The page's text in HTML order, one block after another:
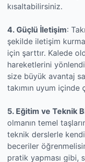
kısaltabilirsiniz.
4. Güçlü İletişim:
şekilde iletişim
için şarttır. Kalede
hareketlerini
size büyük avantaj
takımın uyum içinde
5. Eğitim ve Teknik
olmanın temel
teknik derslerle
beceriler
pratik yapması gibi,